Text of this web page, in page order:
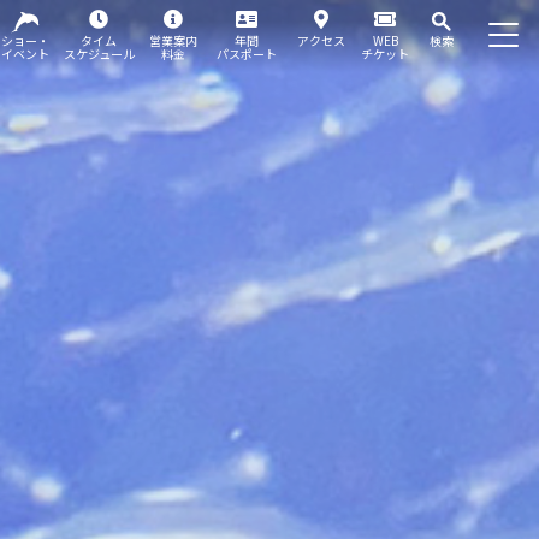
WEB
チケット
検索
ショー・
イベント
タイム
スケジュール
営業案内
料金
年間
パスポート
アクセス